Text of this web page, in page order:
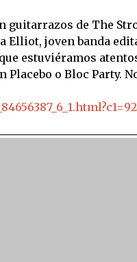
guitarrazos de The
Elliot, joven banda
estuviéramos
o Bloc Party.